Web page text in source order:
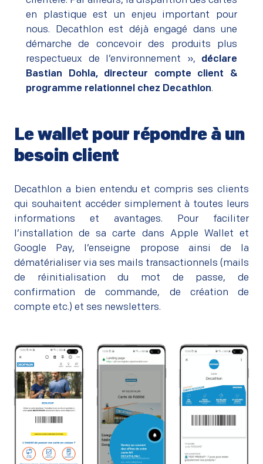
en plastique est un enjeu important pour
nous. Decathlon est déjà engagé dans une
démarche de concevoir des produits plus
respectueux de l’environnement », déclare
Bastian Dohla, directeur compte client &
programme relationnel chez Decathlon.
Le wallet pour répondre à un
besoin client
Decathlon a bien entendu et compris ses clients
qui souhaitent accéder simplement à toutes leurs
informations et avantages. Pour faciliter
l’installation de sa carte dans Apple Wallet et
Google Pay, l’enseigne propose ainsi de la
dématérialiser via ses mails transactionnels (mails
de réinitialisation du mot de passe, de
confirmation de commande, de création de
compte etc.) et ses newsletters.